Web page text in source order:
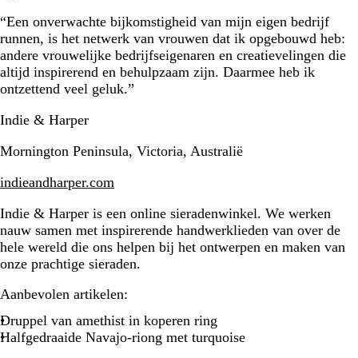
“Een onverwachte bijkomstigheid van mijn eigen bedrijf
runnen, is het netwerk van vrouwen dat ik opgebouwd heb:
andere vrouwelijke bedrijfseigenaren en creatievelingen die
altijd inspirerend en behulpzaam zijn. Daarmee heb ik
ontzettend veel geluk.”
Indie & Harper
Mornington Peninsula, Victoria, Australië
indieandharper.com
Indie & Harper is een online sieradenwinkel. We werken
nauw samen met inspirerende handwerklieden van over de
hele wereld die ons helpen bij het ontwerpen en maken van
onze prachtige sieraden.
Aanbevolen artikelen:
Druppel van amethist in koperen ring
Halfgedraaide Navajo-riong met turquoise